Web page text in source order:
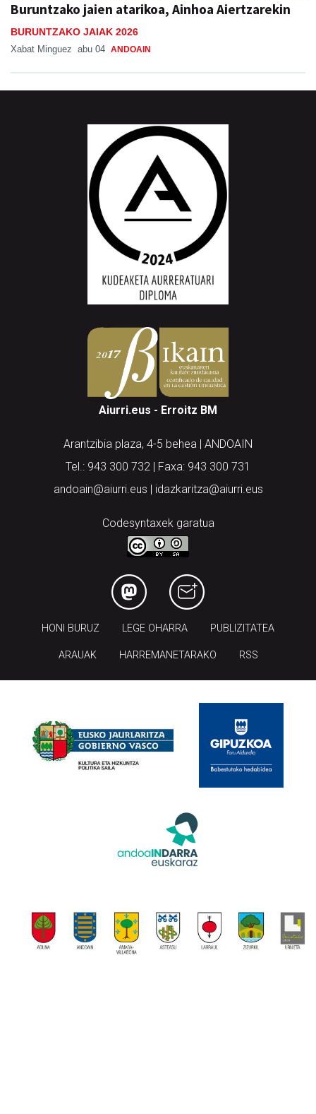
Buruntzako jaien atarikoa, Ainhoa Aiertzarekin
BURUNTZAKO JAIAK 2026
Xabat Minguez abu 04 ANDOAIN
Aiurri.eus - Erroitz BM
Arantzibia plaza, 4-5 behea | ANDOAIN
Tel.: 943 300 732 | Faxa: 943 300 731
andoain@aiurri.eus | idazkaritza@aiurri.eus
Codesyntaxek garatua
HONI BURUZ LEGE OHARRA PUBLIZITATEA
ARAUAK HARREMANETARAKO RSS